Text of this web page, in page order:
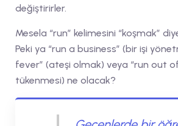
değiştirirler.
Mesela “run” kelimesini “koşmak”
Peki ya “run a business” (bir işi
fever” (ateşi olmak) veya “run out
tükenmesi) ne olacak?